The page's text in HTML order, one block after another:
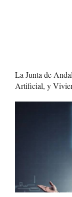
La Junta de
Artificial, y